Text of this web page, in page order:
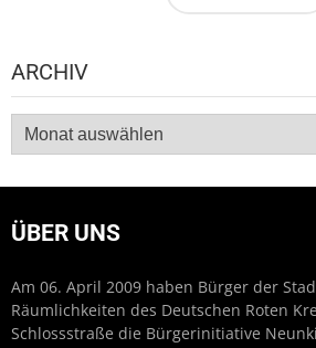
ARCHIV
ÜBER UNS
Am 06. April 2009 haben Bürger der
Räumlichkeiten des Deutschen Roten
Schlossstraße die Bürgerinitiative